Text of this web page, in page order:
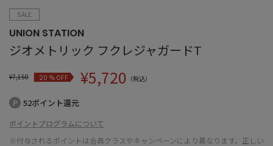
SALE
UNION STATION
ジオメトリック フクレジャガードT
¥7,150 20% OFF ¥5,720 （税込）
52ポイント還元
ポイントプログラムについて
※付与されるポイントは会員クラスやキャンペーンにより異なります。正しい